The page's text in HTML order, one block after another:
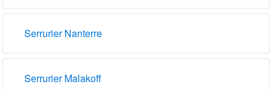
Serrurier Nanterre
Serrurier Malakoff